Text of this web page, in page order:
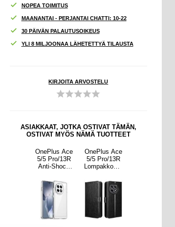
NOPEA TOIMITUS
MAANANTAI - PERJANTAI CHATTI: 10-22
30 PÄIVÄN PALAUTUSOIKEUS
YLI 8 MILJOONAA LÄHETETTYÄ TILAUSTA
KIRJOITA ARVOSTELU
ASIAKKAAT, JOTKA OSTIVAT TÄMÄN,
OSTIVAT MYÖS NÄMÄ TUOTTEET
OnePlus Ace
5/5 Pro/13R
Anti-Shock
- Läpinäkyvä
OnePlus Ace
5/5 Pro/13R
Lompakkokot
Magneettisell
a Sulkijalla -
musta